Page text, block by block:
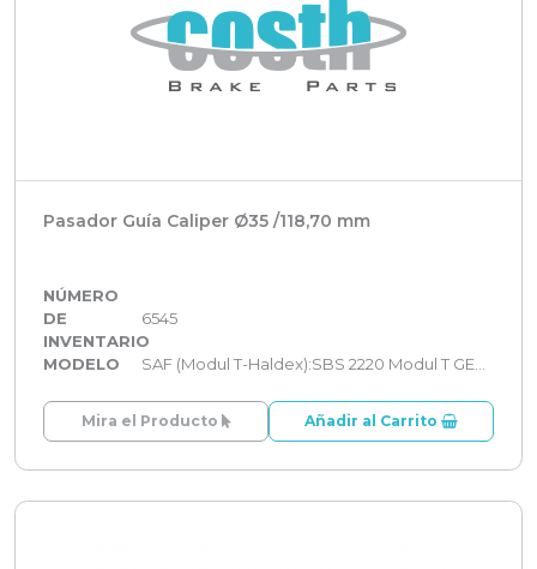
Pasador Guía Caliper Ø35 /118,70 mm
NÚMERO
DE
INVENTARIO
6545
MODELO
Mira el Producto Añadir al Carrito